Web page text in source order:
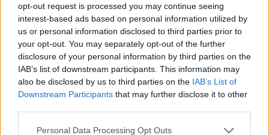
opt-out request is processed you may continue seeing
interest-based ads based on personal information utilized by
us or personal information disclosed to third parties prior to
your opt-out. You may separately opt-out of the further
disclosure of your personal information by third parties on the
IAB’s list of downstream participants. This information may
also be disclosed by us to third parties on the IAB’s List of
Downstream Participants that may further disclose it to other
Personal Data Processing Opt Outs
Classic Mantra
Riepilogo stagione
Titolare